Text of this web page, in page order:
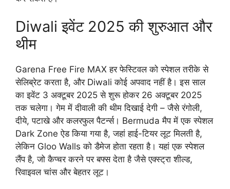
Diwali इवेंट 2025 की शुरुआत और
थीम
Garena Free Fire MAX हर फेस्टिवल को स्पेशल तरीके से
सेलिब्रेट करता है, और Diwali कोई अपवाद नहीं है। इस साल
का इवेंट 3 अक्टूबर 2025 से शुरू होकर 26 अक्टूबर 2025
तक चलेगा। गेम में दीवाली की थीम दिखाई देगी – जैसे रंगोली,
दीये, पटाखे और कलरफुल पैटर्न्स। Bermuda मैप में एक स्पेशल
Dark Zone ऐड किया गया है, जहां हाई-टियर लूट मिलती है,
लेकिन Gloo Walls को डैमेज होता रहता है। यहां एक स्पेशल
लैंप है, जो कैप्चर करने पर बफ्स देता है जैसे एक्स्ट्रा शील्ड,
रिवाइवल चांस और बेहतर लूट।